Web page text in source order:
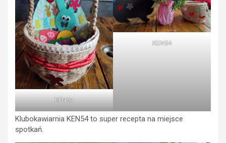
KEN54
KEN54
Klubokawiarnia KEN54 to super recepta na miejsce
spotkań.